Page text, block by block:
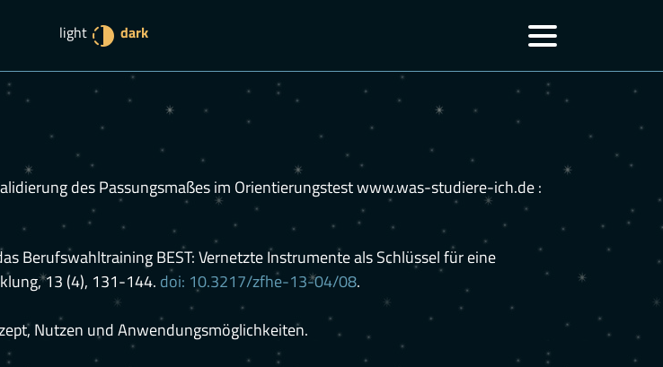
light dark
des Passungsmaßes im Orientierungstest www.was-studiere-ich.de :
Berufswahltraining BEST: Vernetzte Instrumente als Schlüssel für eine
13 (4), 131-144. doi: 10.3217/zfhe-13-04/08.
Nutzen und Anwendungsmöglichkeiten.